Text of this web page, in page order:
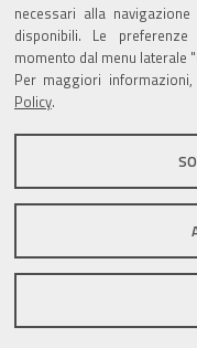
necessari alla
disponibili. Le
momento dal menu laterale
Per maggiori
Policy.
Sito istituzionale
Privacy policy|